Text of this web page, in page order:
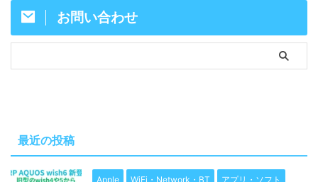
お問い合わせ
最近の投稿
Apple WiFi・Network・BT アプリ・ソフト